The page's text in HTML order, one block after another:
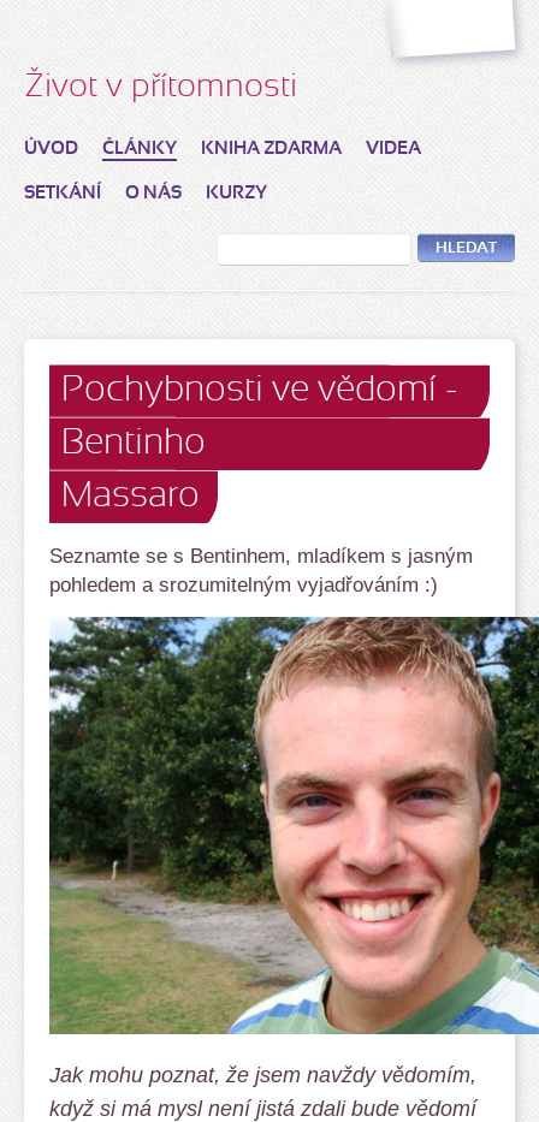
Život v přítomnosti
ÚVOD ČLÁNKY KNIHA ZDARMA VIDEA
SETKÁNÍ O NÁS KURZY
HLEDAT
Pochybnosti ve vědomí -
Bentinho
Massaro
Seznamte se s Bentinhem, mladíkem s jasným
pohledem a srozumitelným vyjadřováním :)
Jak mohu poznat, že jsem navždy vědomím,
když si má mysl není jistá zdali bude vědomí